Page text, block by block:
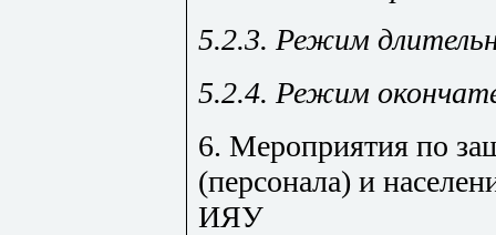
5.2.3. Режим
5.2.4. Режим
6. Мероприятия по
(персонала) и
ИЯУ